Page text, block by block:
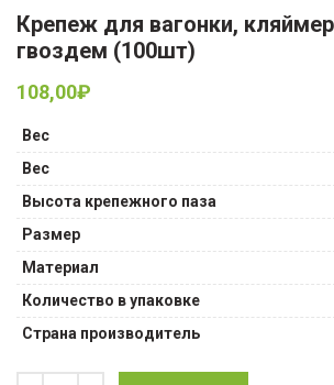
Крепеж для вагонки,
гвоздем (100шт)
108,00₽
Вес
Вес
Высота крепежного паза
Размер
Материал
Количество в упаковке
Страна производитель